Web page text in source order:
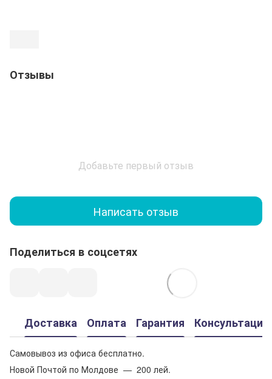
Отзывы
Добавьте первый отзыв
Написать отзыв
Поделиться в соцсетях
Доставка Оплата Гарантия Консультация
Самовывоз из офиса бесплатно.
Новой Почтой по Молдове — 200 лей.